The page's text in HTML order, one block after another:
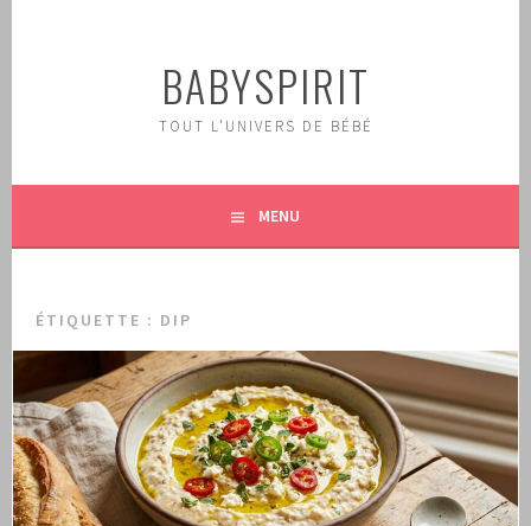
BABYSPIRIT
TOUT L'UNIVERS DE BÉBÉ
MENU
ÉTIQUETTE : DIP